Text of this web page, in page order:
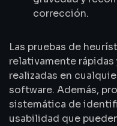
corrección.
Las pruebas de
relativamente
realizadas en
software. Además,
sistemática de
usabilidad que